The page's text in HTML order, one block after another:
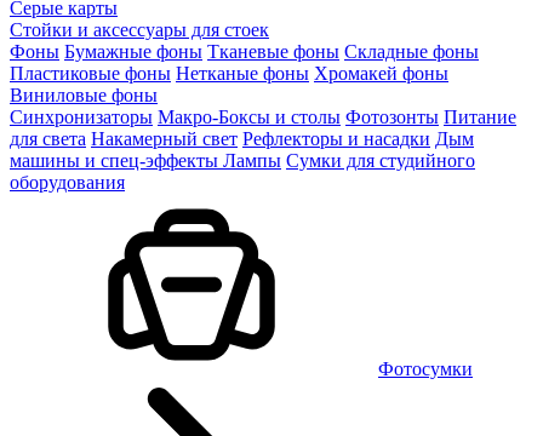
Серые карты
Стойки и аксессуары для стоек
Фоны Бумажные фоны Тканевые фоны Складные фоны
Пластиковые фоны Нетканые фоны Хромакей фоны
Виниловые фоны
Синхронизаторы Макро-Боксы и столы Фотозонты Питание
для света Накамерный свет Рефлекторы и насадки Дым
машины и спец-эффекты Лампы Сумки для студийного
оборудования
Фотосумки